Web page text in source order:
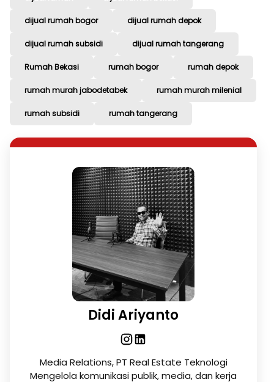
dijual rumah bogor dijual rumah depok
dijual rumah subsidi dijual rumah tangerang
Rumah Bekasi rumah bogor rumah depok
rumah murah jabodetabek rumah murah milenial
rumah subsidi rumah tangerang
Didi Ariyanto
Media Relations, PT Real Estate Teknologi
Mengelola komunikasi publik, media, dan kerja